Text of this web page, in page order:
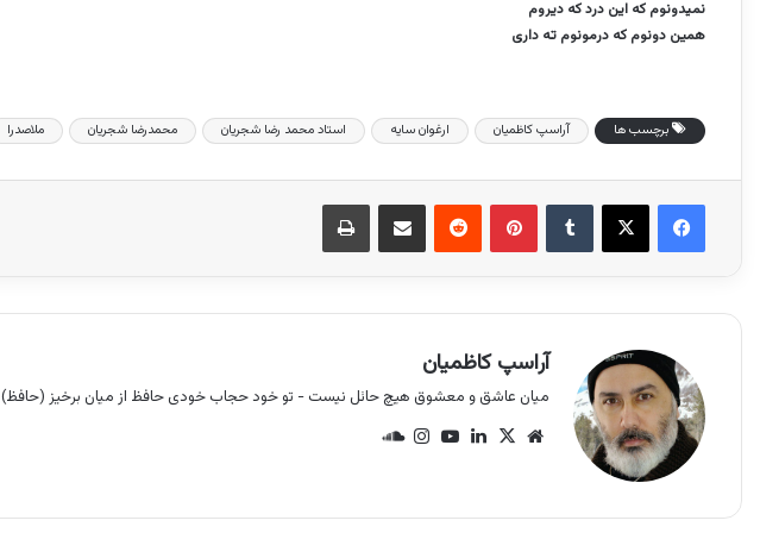
نمیدونوم که این درد که دیروم
همین دونوم که درمونوم ته داری
برچسب ها آراسپ کاظمیان ارغوان سایه استاد محمد رضا شجریان محمدرضا شجریان ملاصدرا
فیس بوک X ‫پین‌ترست ‫رددیت اشتراک گذاری از طریق ایمیل
آراسپ کاظمیان
میان عاشق و معشوق هیچ حائل نیست - تو خود حجاب خودی حافظ از میان برخیز (حافظ)
وب X لینک یوتی این
د